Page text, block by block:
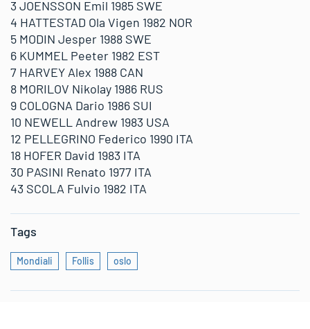
3 JOENSSON Emil 1985 SWE
4 HATTESTAD Ola Vigen 1982 NOR
5 MODIN Jesper 1988 SWE
6 KUMMEL Peeter 1982 EST
7 HARVEY Alex 1988 CAN
8 MORILOV Nikolay 1986 RUS
9 COLOGNA Dario 1986 SUI
10 NEWELL Andrew 1983 USA
12 PELLEGRINO Federico 1990 ITA
18 HOFER David 1983 ITA
30 PASINI Renato 1977 ITA
43 SCOLA Fulvio 1982 ITA
Tags
Mondiali Follis oslo